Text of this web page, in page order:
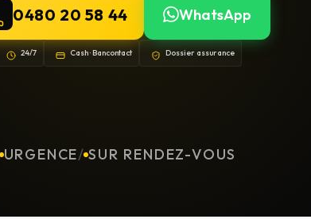
0480 20 58 44 WhatsApp
24/7 Cash · Bancontact Dossier assurance
URGENCE/ SUR RENDEZ-VOUS